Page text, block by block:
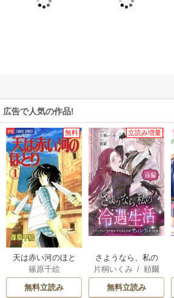
広告で人気の作品!
無料
天は赤い河のほと
り
篠原千絵
無料立読み
立読み増量
さようなら、私の
冷遇生活 ～パーテ
ィーで声をかけて
きたのがヤバい男
片桐いくみ / 頼爾
無料立読み